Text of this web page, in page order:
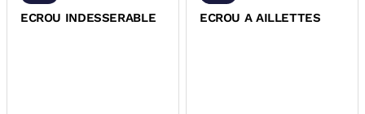
ECROU INDESSERABLE ECROU A AILLETTES